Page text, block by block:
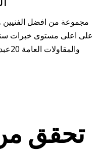
مجموعة من افضل الفنيين
على اعلى مستوى خبرات
والمقاولات العامة 20عبد العزيز فهمى رشدى الاسكندرية
تحقق